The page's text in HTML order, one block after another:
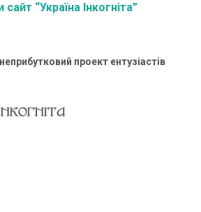
“Україна Інкогніта”
проект ентузіастів